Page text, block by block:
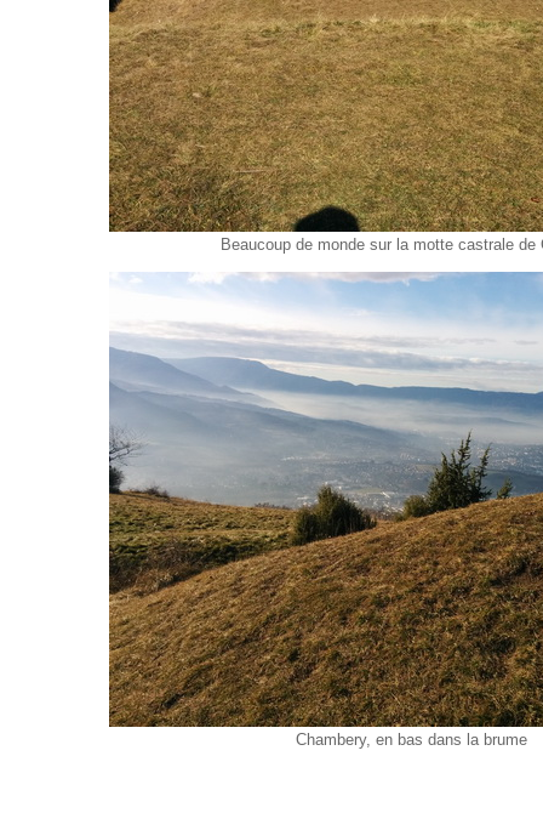
Beaucoup de monde sur la motte castrale de
Chambery, en bas dans la brume